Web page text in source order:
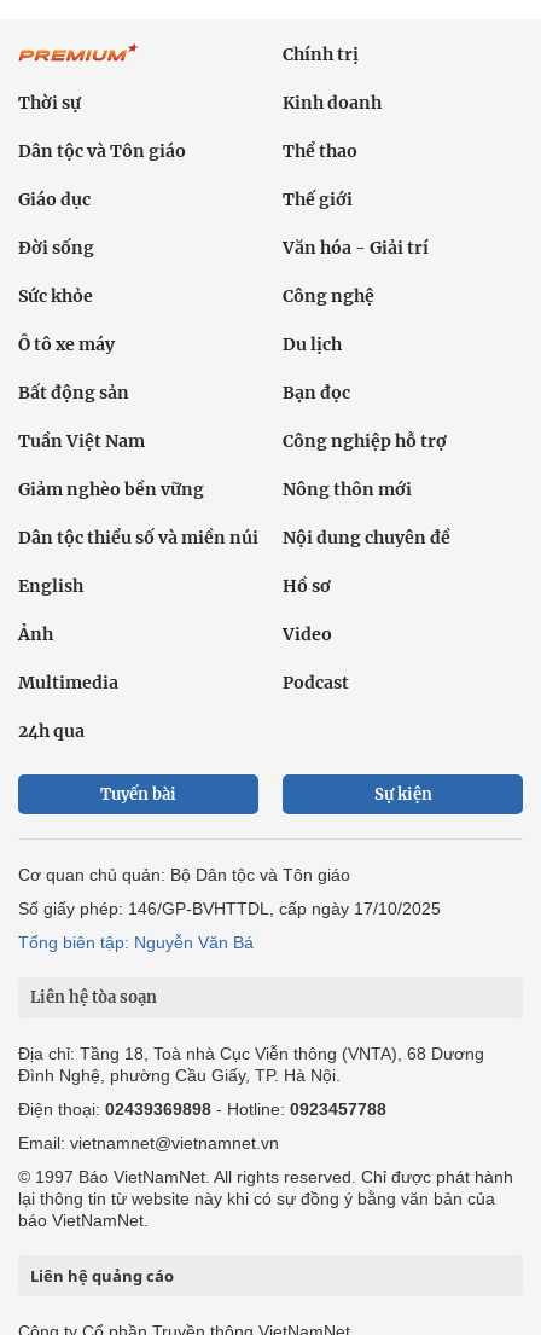
Chính trị
Thời sự Kinh doanh
Dân tộc và Tôn giáo Thể thao
Giáo dục Thế giới
Đời sống Văn hóa - Giải trí
Sức khỏe Công nghệ
Ô tô xe máy Du lịch
Bất động sản Bạn đọc
Tuần Việt Nam Công nghiệp hỗ trợ
Giảm nghèo bền vững Nông thôn mới
Dân tộc thiểu số và miền núi Nội dung chuyên đề
English Hồ sơ
Ảnh Video
Multimedia Podcast
24h qua
Tuyến bài Sự kiện
Cơ quan chủ quản: Bộ Dân tộc và Tôn giáo
Số giấy phép: 146/GP-BVHTTDL, cấp ngày 17/10/2025
Tổng biên tập: Nguyễn Văn Bá
Liên hệ tòa soạn
Địa chỉ: Tầng 18, Toà nhà Cục Viễn thông (VNTA), 68 Dương
Đình Nghệ, phường Cầu Giấy, TP. Hà Nội.
Điện thoại: 02439369898 - Hotline: 0923457788
Email: vietnamnet@vietnamnet.vn
© 1997 Báo VietNamNet. All rights reserved. Chỉ được phát hành
lại thông tin từ website này khi có sự đồng ý bằng văn bản của
báo VietNamNet.
Liên hệ quảng cáo
Công ty Cổ phần Truyền thông VietNamNet